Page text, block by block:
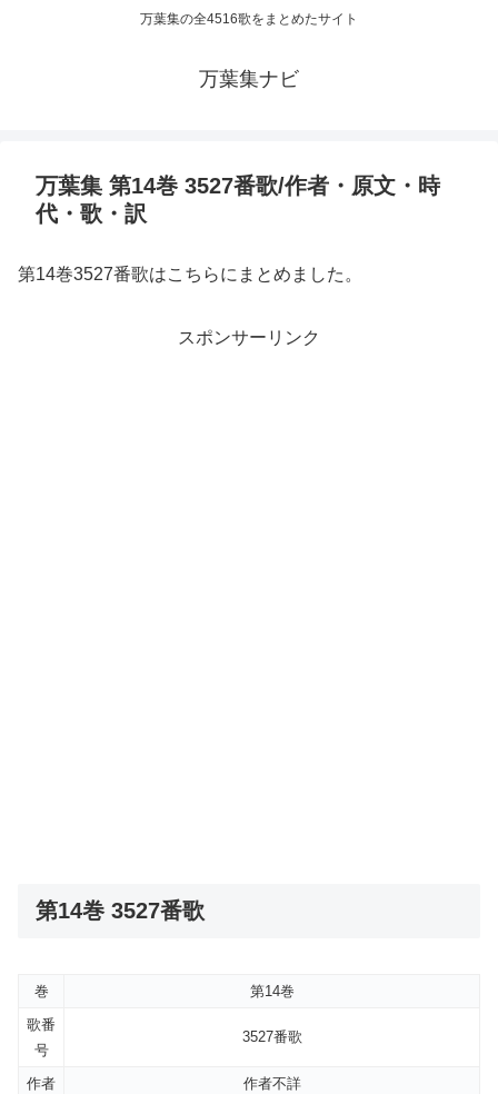
万葉集の全4516歌をまとめたサイト
万葉集ナビ
万葉集 第14巻 3527番歌/作者・原文・時
代・歌・訳
第14巻3527番歌はこちらにまとめました。
スポンサーリンク
第14巻 3527番歌
巻
第14巻
歌番
号
3527番歌
作者
作者不詳